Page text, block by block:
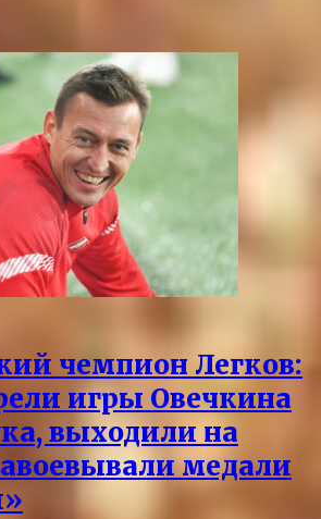
чемпион Легков:
игры Овечкина
выходили на
медали